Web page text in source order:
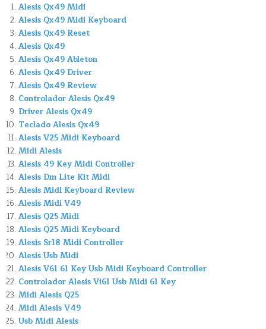
Alesis Qx49 Midi
Alesis Qx49 Midi Keyboard
Alesis Qx49 Reset
Alesis Qx49
Alesis Qx49 Ableton
Alesis Qx49 Driver
Alesis Qx49 Review
Controlador Alesis Qx49
Driver Alesis Qx49
Teclado Alesis Qx49
Alesis V25 Midi Keyboard
Midi Alesis
Alesis 49 Key Midi Controller
Alesis Dm Lite Kit Midi
Alesis Midi Keyboard Review
Alesis Midi V49
Alesis Q25 Midi
Alesis Q25 Midi Keyboard
Alesis Sr18 Midi Controller
Alesis Usb Midi
Alesis V61 61 Key Usb Midi Keyboard Controller
Controlador Alesis Vi61 Usb Midi 61 Key
Midi Alesis Q25
Midi Alesis V49
Usb Midi Alesis